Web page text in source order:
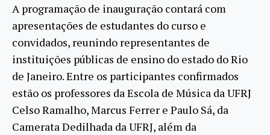
A programação de inauguração contará com
apresentações de estudantes do curso e
convidados, reunindo representantes de
instituições públicas de ensino do estado do Rio
de Janeiro. Entre os participantes confirmados
estão os professores da Escola de Música da UFRJ
Celso Ramalho, Marcus Ferrer e Paulo Sá, da
Camerata Dedilhada da UFRJ, além da